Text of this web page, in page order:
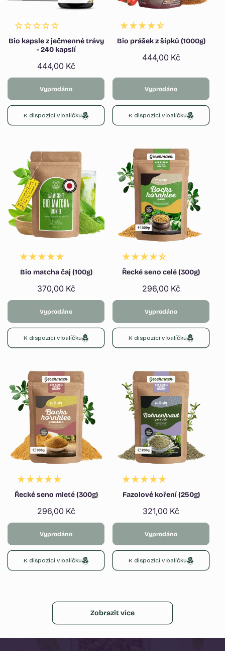
Bio kapsle z ječmenné trávy
- 240 kapslí
Běžná
cena
444,00 Kč
Vyprodáno
K dispozici v balíčku
Bio prášek z šípků (1000g)
Běžná
444,00 Kč
Vyprodáno
K dispozici v balíčku
Bio matcha čaj (100g)
Běžná
cena
370,00 Kč
Vyprodáno
K dispozici v balíčku
Řecké seno celé (300g)
Běžná
cena
296,00 Kč
Vyprodáno
K dispozici v balíčku
Řecké seno mleté (300g)
Běžná
cena
296,00 Kč
Vyprodáno
K dispozici v balíčku
Fazolové koření (250g)
Běžná
cena
321,00 Kč
Vyprodáno
K dispozici v balíčku
Zobrazit více